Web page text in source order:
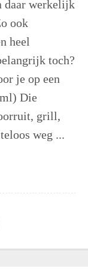
daar werkelijk
ook
heel
toch?
je op een
Die
grill,
weg ...